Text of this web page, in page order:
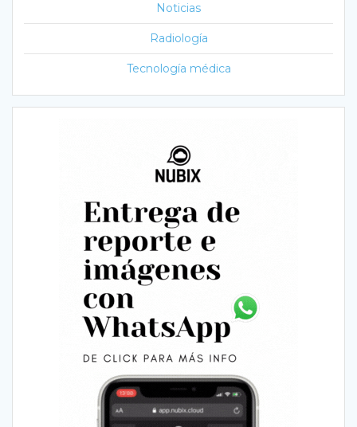
Noticias
Radiología
Tecnología médica